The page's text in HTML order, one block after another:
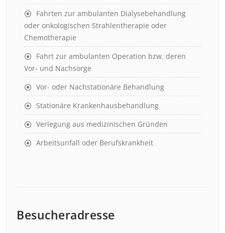
Fahrten zur ambulanten Dialysebehandlung
oder onkologischen Strahlentherapie oder
Chemotherapie
Fahrt zur ambulanten Operation bzw. deren
Vor- und Nachsorge
Vor- oder Nachstationäre Behandlung
Stationäre Krankenhausbehandlung
Verlegung aus medizinischen Gründen
Arbeitsunfall oder Berufskrankheit
Besucheradresse